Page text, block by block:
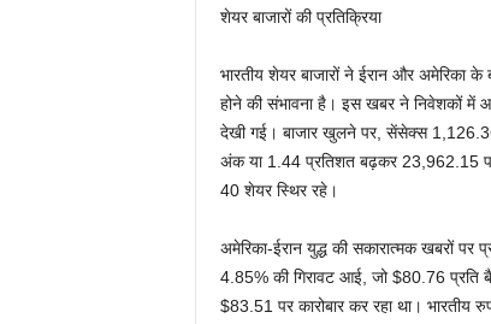
शेयर बाजारों की प्रतिक्रिया
भारतीय शेयर बाजारों ने ईरान और अमेरिका के
होने की संभावना है। इस खबर ने निवेशकों में
देखी गई। बाजार खुलने पर, सेंसेक्स
अंक या 1.44 प्रतिशत बढ़कर 23,962.15
40 शेयर स्थिर रहे।
अमेरिका-ईरान युद्ध की सकारात्मक खबरों पर
4.85% की गिरावट आई, जो $80.76 प्रति
$83.51 पर कारोबार कर रहा था।